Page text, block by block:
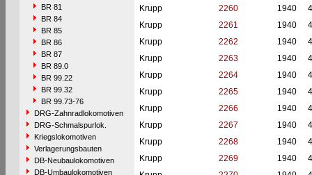
BR 81
BR 84
BR 85
BR 86
BR 87
BR 89.0
BR 99.22
BR 99.32
BR 99.73-76
DRG-Zahnradlokomotiven
DRG-Schmalspurlok.
Kriegslokomotiven
Verlagerungsbauten
DB-Neubaulokomotiven
DB-Umbaulokomotiven
Krupp
2260 1940
Krupp
2261 1940
Krupp
2262 1940
Krupp
2263 1940
Krupp
2264 1940
Krupp
2265 1940
Krupp
2266 1940
Krupp
2267 1940
Krupp
2268 1940
Krupp
2269 1940